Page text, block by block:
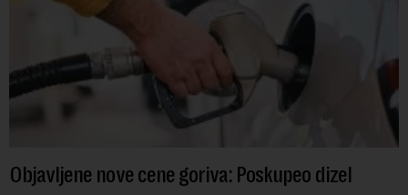
Objavljene nove cene goriva: Poskupeo dizel